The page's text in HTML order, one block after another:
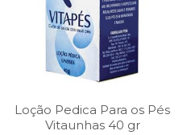
Loção Pedica Para os Pés
Vitaunhas 40 gr